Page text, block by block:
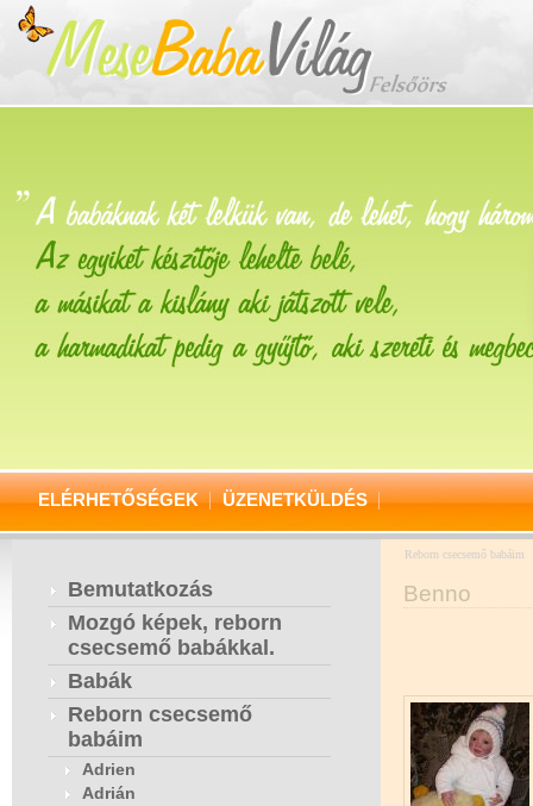
Reborn csecsemő babáim
ELÉRHETŐSÉGEK ÜZENETKÜLDÉS
Bemutatkozás
Mozgó képek, reborn
csecsemő babákkal.
Babák
Reborn csecsemő
babáim
Adrien
Adrián
Benno